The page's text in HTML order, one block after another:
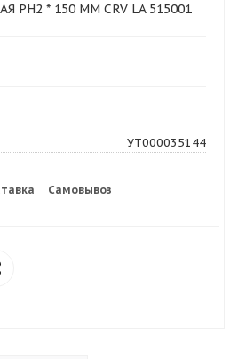
PH2 * 150 ММ CRV LA 515001
УТ000035144
Самовывоз